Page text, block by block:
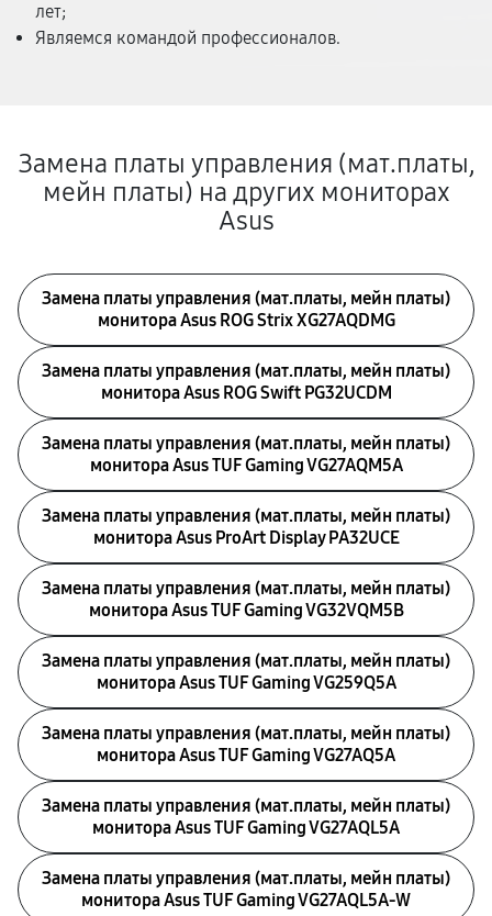
лет;
Являемся командой профессионалов.
Замена платы управления (мат.платы,
мейн платы) на других мониторах
Asus
Замена платы управления (мат.платы, мейн платы)
монитора Asus ROG Strix XG27AQDMG
Замена платы управления (мат.платы, мейн платы)
монитора Asus ROG Swift PG32UCDM
Замена платы управления (мат.платы, мейн платы)
монитора Asus TUF Gaming VG27AQM5A
Замена платы управления (мат.платы, мейн платы)
монитора Asus ProArt Display PA32UCE
Замена платы управления (мат.платы, мейн платы)
монитора Asus TUF Gaming VG32VQM5B
Замена платы управления (мат.платы, мейн платы)
монитора Asus TUF Gaming VG259Q5A
Замена платы управления (мат.платы, мейн платы)
монитора Asus TUF Gaming VG27AQ5A
Замена платы управления (мат.платы, мейн платы)
монитора Asus TUF Gaming VG27AQL5A
Замена платы управления (мат.платы, мейн платы)
монитора Asus TUF Gaming VG27AQL5A-W